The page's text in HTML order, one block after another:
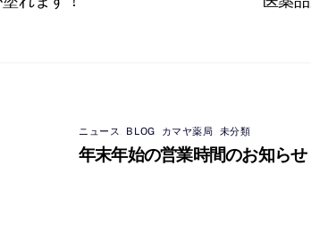
ニュース BLOG カマヤ薬局 未分類
年末年始の営業時間のお知らせ